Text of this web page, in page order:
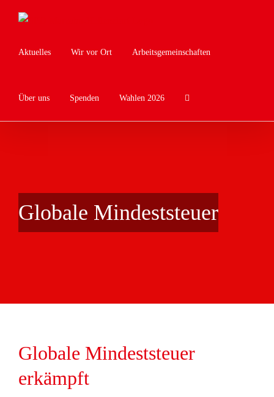
Inhalt
Aktuelles Wir vor Ort Arbeitsgemeinschaften
Über uns Spenden Wahlen 2026
Globale Mindeststeuer
Globale Mindeststeuer
erkämpft